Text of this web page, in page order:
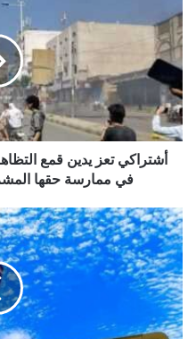
يدين
قمع
التظاهرات
ويدعو
الجماهير
للاستمرار
في
ممارسة
في
التظاهر
السلمي
أشتراكي تعز يدين قمع
في ممارسة حقها
رحلات
طيران
اليمنية
الاربعاء
29
سبتمبر/
آيلول